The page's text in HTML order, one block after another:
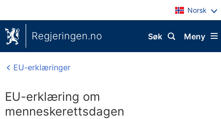
Norsk
Regjeringen.no Meny
Søk
EU-erklæringer
EU-erklæring om
menneskerettsdagen